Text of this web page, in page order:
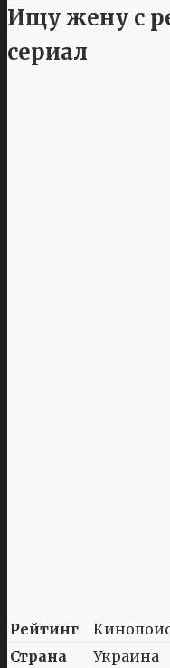
Ищу жену с
сериал
Рейтинг
Страна
Украина